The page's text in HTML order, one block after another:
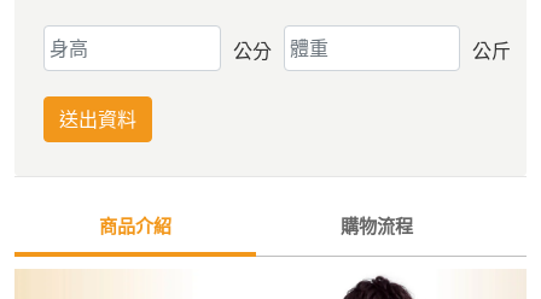
公分 公斤
送出資料
商品介紹 購物流程